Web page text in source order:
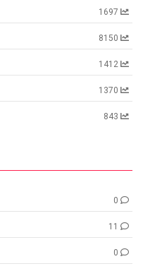
1697
8150
1412
1370
843
0
11
0